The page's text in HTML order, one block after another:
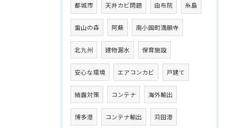
都城市 天井カビ問題 由布院 糸島
雷山の森 阿蘇 南小国町満願寺
北九州 建物漏水 保育施設
安心な環境 エアコンカビ 戸建て
結露対策 コンテナ 海外輸出
博多港 コンテナ輸出 苅田港